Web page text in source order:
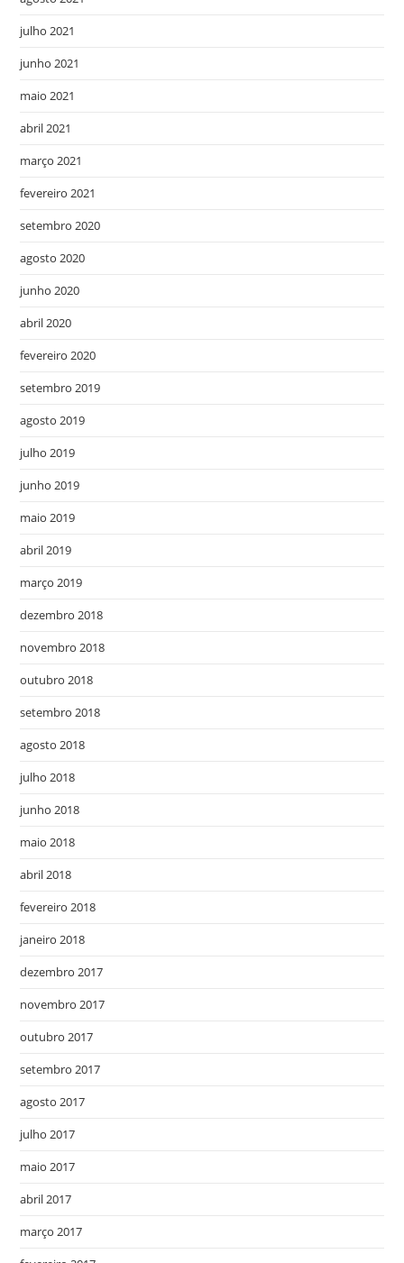
julho 2021
junho 2021
maio 2021
abril 2021
março 2021
fevereiro 2021
setembro 2020
agosto 2020
junho 2020
abril 2020
fevereiro 2020
setembro 2019
agosto 2019
julho 2019
junho 2019
maio 2019
abril 2019
março 2019
dezembro 2018
novembro 2018
outubro 2018
setembro 2018
agosto 2018
julho 2018
junho 2018
maio 2018
abril 2018
fevereiro 2018
janeiro 2018
dezembro 2017
novembro 2017
outubro 2017
setembro 2017
agosto 2017
julho 2017
maio 2017
abril 2017
março 2017